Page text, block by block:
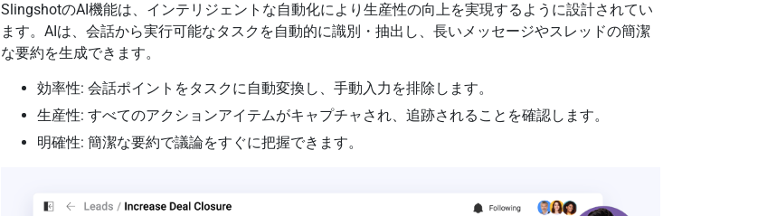
SlingshotのAI機能は、インテリジェントな自動化により生産性の向上を実現するように設計されてい
ます。AIは、会話から実行可能なタスクを自動的に識別・抽出し、長いメッセージやスレッドの簡潔
な要約を生成できます。
効率性: 会話ポイントをタスクに自動変換し、手動入力を排除します。
生産性: すべてのアクションアイテムがキャプチャされ、追跡されることを確認します。
明確性: 簡潔な要約で議論をすぐに把握できます。